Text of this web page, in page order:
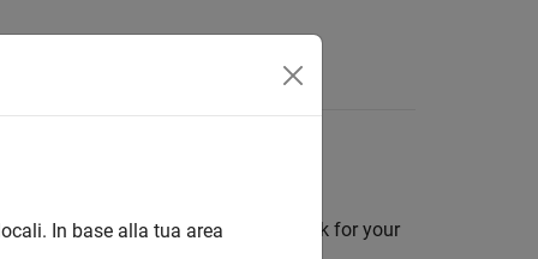
boxes. To create a block mask for your
In base alla tua area